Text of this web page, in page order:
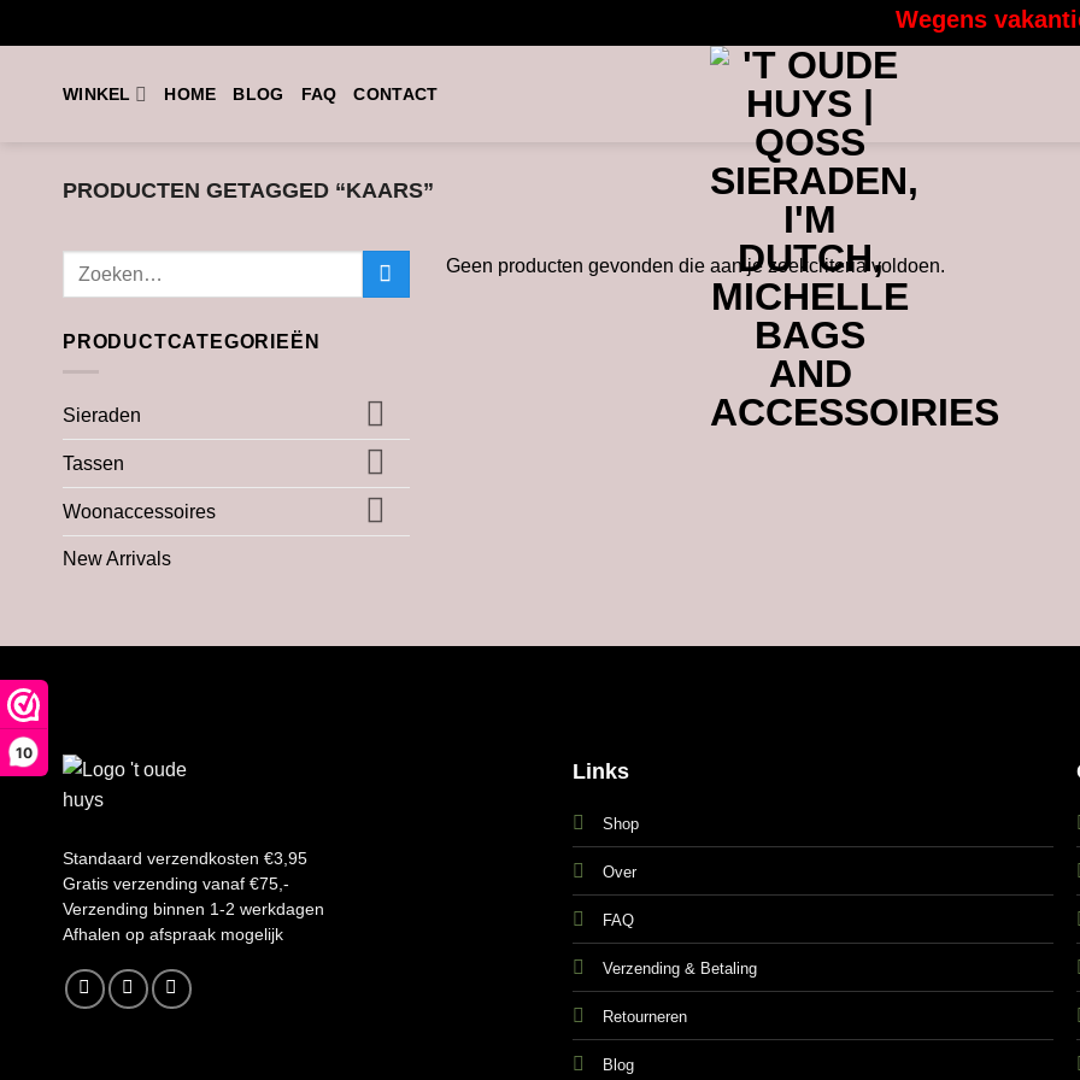
10
naar
Wegens
WINKEL HOME BLOG FAQ CONTACT
PRODUCTEN GETAGGED “KAARS”
Zoeken
PRODUCTCATEGORIEËN
Sieraden
Tassen
Woonaccessoires
New Arrivals
Geen producten gevonden die aan je zoekcriteria voldoen.
Standaard verzendkosten €3,95
Gratis verzending vanaf €75,-
Verzending binnen 1-2 werkdagen
Afhalen op afspraak mogelijk
Links
Shop
Over
FAQ
Verzending & Betaling
Retourneren
Blog